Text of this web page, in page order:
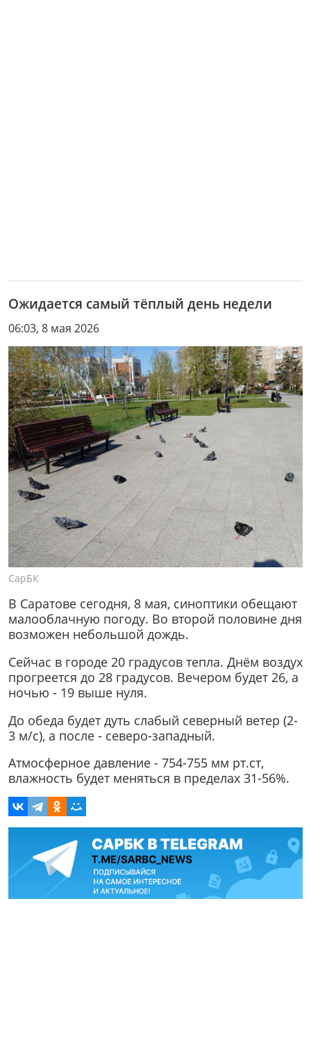
Ожидается самый тёплый день недели
06:03, 8 мая 2026
СарБК
В Саратове сегодня, 8 мая, синоптики обещают
малооблачную погоду. Во второй половине дня
возможен небольшой дождь.
Сейчас в городе 20 градусов тепла. Днём воздух
прогреется до 28 градусов. Вечером будет 26, а
ночью - 19 выше нуля.
До обеда будет дуть слабый северный ветер (2-
3 м/с), а после - северо-западный.
Атмосферное давление - 754-755 мм рт.ст,
влажность будет меняться в пределах 31-56%.